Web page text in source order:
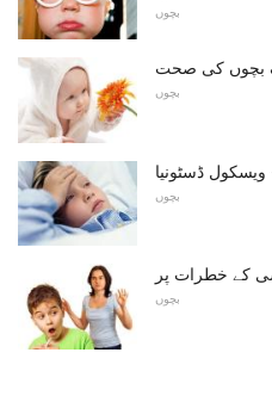
بچوں
بچوں کی صحت
بچوں
ڈسٹونیا
بچوں
کے خطرات پر
بچوں